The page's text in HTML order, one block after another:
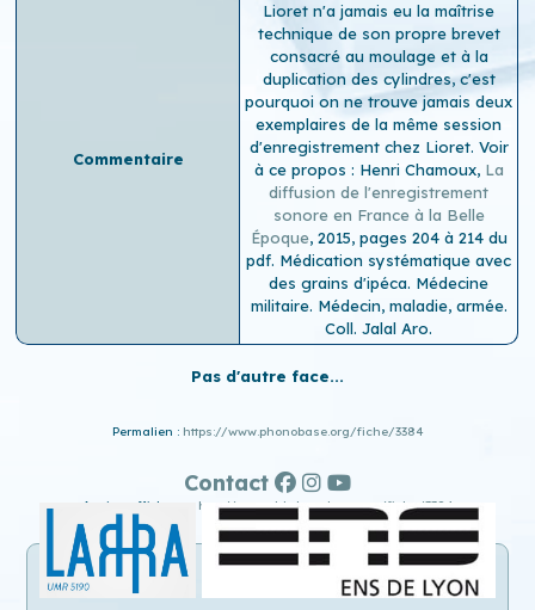
Commentaire
Lioret n'a jamais eu la maîtrise
technique de son propre brevet
consacré au moulage et à la
duplication des cylindres, c'est
pourquoi on ne trouve jamais deux
exemplaires de la même session
d'enregistrement chez Lioret. Voir
à ce propos : Henri Chamoux, La
diffusion de l'enregistrement
sonore en France à la Belle
Époque, 2015, pages 204 à 214 du
pdf. Médication systématique avec
des grains d'ipéca. Médecine
militaire. Médecin, maladie, armée.
Coll. Jalal Aro.
Pas d'autre face...
Permalien : https://www.phonobase.org/fiche/3384
Ancien affichage : http://www.old.phonobase.org/fiche/3384
Contact